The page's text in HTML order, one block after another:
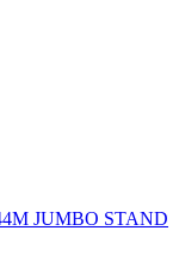
JUMBO STAND